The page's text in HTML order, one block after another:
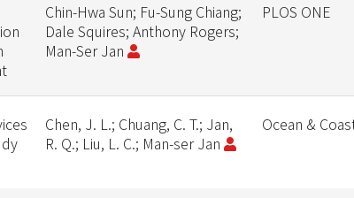
Chin-Hwa Sun; Fu-Sung Chiang;
Dale Squires; Anthony Rogers;
Man-Ser Jan
PLOS ONE
Chen, J. L.; Chuang, C. T.; Jan,
R. Q.; Liu, L. C.; Man-ser Jan
Ocean &